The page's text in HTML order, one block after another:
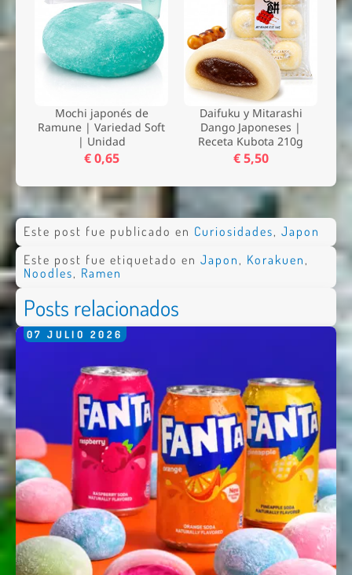
Mochi japonés de
Ramune | Variedad Soft
| Unidad
€ 0,65
Daifuku y Mitarashi
Dango Japoneses |
Receta Kubota 210g
€ 5,50
Este post fue publicado en Curiosidades, Japon
Este post fue etiquetado en Japon, Korakuen,
Noodles, Ramen
Posts relacionados
07 JULIO 2026